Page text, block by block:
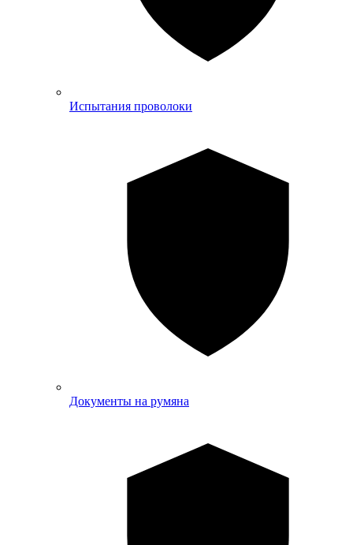
Испытания проволоки
Документы на румяна